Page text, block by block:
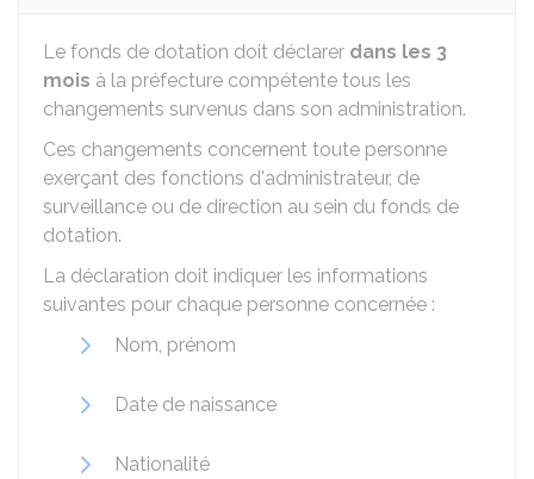
Le fonds de dotation doit déclarer dans les 3
mois à la préfecture compétente tous les
changements survenus dans son administration.
Ces changements concernent toute personne
exerçant des fonctions d'administrateur, de
surveillance ou de direction au sein du fonds de
dotation.
La déclaration doit indiquer les informations
suivantes pour chaque personne concernée :
Nom, prénom
Date de naissance
Nationalité